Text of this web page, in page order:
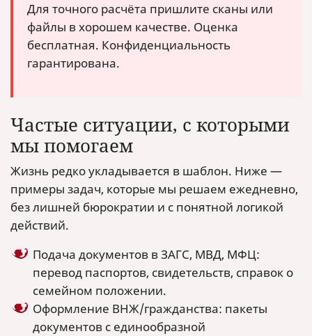
Для точного расчёта пришлите сканы или
файлы в хорошем качестве. Оценка
бесплатная. Конфиденциальность
гарантирована.
Частые ситуации, с которыми
мы помогаем
Жизнь редко укладывается в шаблон. Ниже —
примеры задач, которые мы решаем ежедневно,
без лишней бюрократии и с понятной логикой
действий.
Подача документов в ЗАГС, МВД, МФЦ:
перевод паспортов, свидетельств, справок о
семейном положении.
Оформление ВНЖ/гражданства: пакеты
документов с единообразной